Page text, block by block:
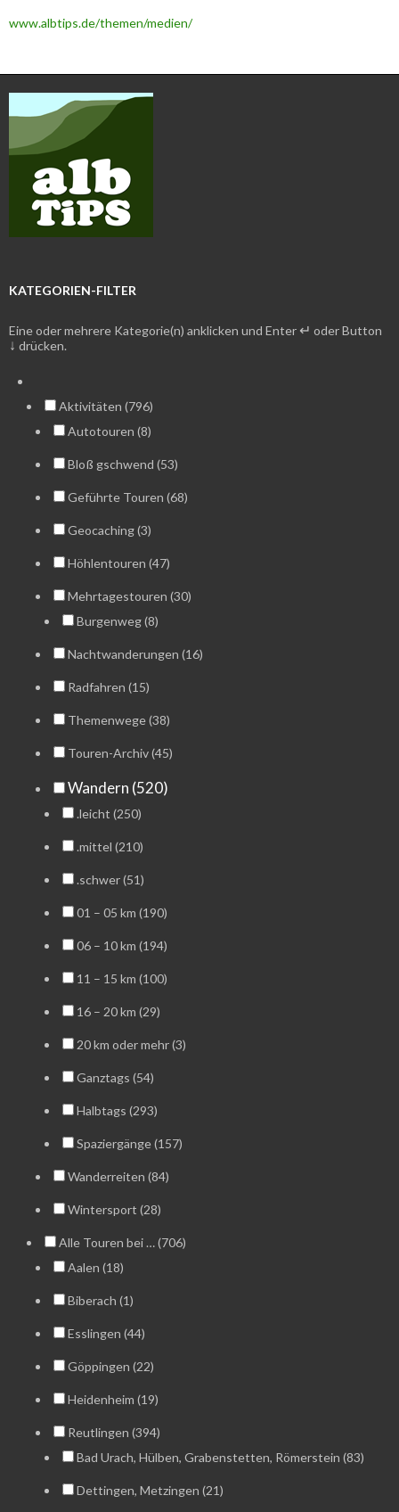
www.albtips.de/themen/medien/
KATEGORIEN-FILTER
Eine oder mehrere Kategorie(n) anklicken und Enter ↵ oder Button
↓ drücken.
Aktivitäten (796)
Autotouren (8)
Bloß gschwend (53)
Geführte Touren (68)
Geocaching (3)
Höhlentouren (47)
Mehrtagestouren (30)
Burgenweg (8)
Nachtwanderungen (16)
Radfahren (15)
Themenwege (38)
Touren-Archiv (45)
Wandern (520)
.leicht (250)
.mittel (210)
.schwer (51)
01 – 05 km (190)
06 – 10 km (194)
11 – 15 km (100)
16 – 20 km (29)
20 km oder mehr (3)
Ganztags (54)
Halbtags (293)
Spaziergänge (157)
Wanderreiten (84)
Wintersport (28)
Alle Touren bei … (706)
Aalen (18)
Biberach (1)
Esslingen (44)
Göppingen (22)
Heidenheim (19)
Reutlingen (394)
Bad Urach, Hülben, Grabenstetten, Römerstein (83)
Dettingen, Metzingen (21)